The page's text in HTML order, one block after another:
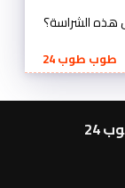
هذه الشراسة؟
طوب طوب 24